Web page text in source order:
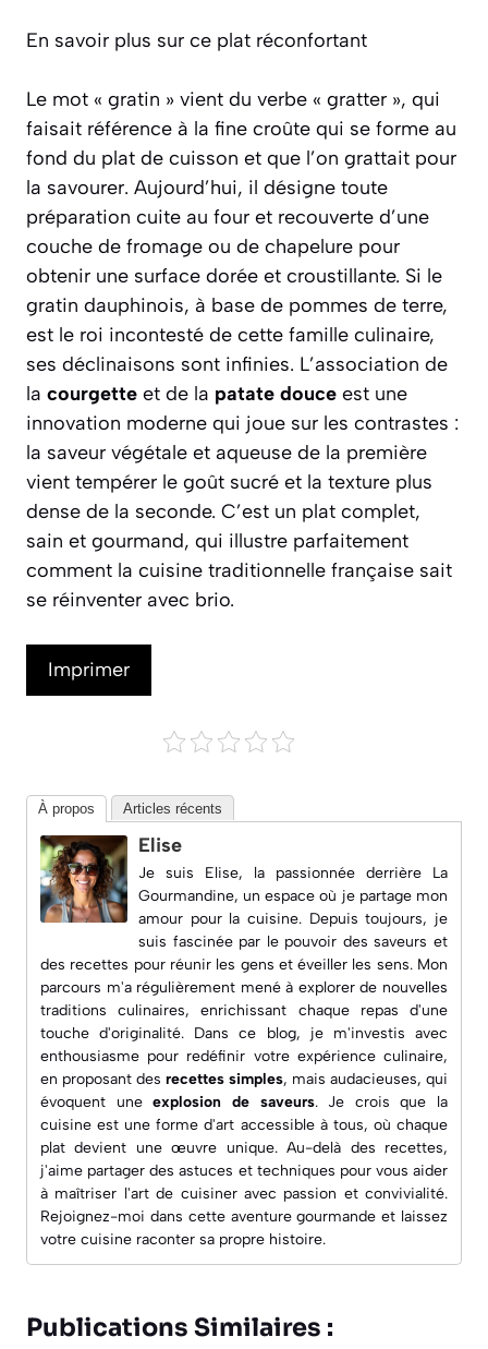
En savoir plus sur ce plat réconfortant
Le mot « gratin » vient du verbe « gratter », qui
faisait référence à la fine croûte qui se forme au
fond du plat de cuisson et que l’on grattait pour
la savourer. Aujourd’hui, il désigne toute
préparation cuite au four et recouverte d’une
couche de fromage ou de chapelure pour
obtenir une surface dorée et croustillante. Si le
gratin dauphinois, à base de pommes de terre,
est le roi incontesté de cette famille culinaire,
ses déclinaisons sont infinies. L’association de
la courgette et de la patate douce est une
innovation moderne qui joue sur les contrastes :
la saveur végétale et aqueuse de la première
vient tempérer le goût sucré et la texture plus
dense de la seconde. C’est un plat complet,
sain et gourmand, qui illustre parfaitement
comment la cuisine traditionnelle française sait
se réinventer avec brio.
Imprimer
À propos Articles récents
Elise
Je suis Elise, la passionnée derrière La
Gourmandine, un espace où je partage mon
amour pour la cuisine. Depuis toujours, je
suis fascinée par le pouvoir des saveurs et
des recettes pour réunir les gens et éveiller les sens. Mon
parcours m'a régulièrement mené à explorer de nouvelles
traditions culinaires, enrichissant chaque repas d'une
touche d'originalité. Dans ce blog, je m'investis avec
enthousiasme pour redéfinir votre expérience culinaire,
en proposant des recettes simples, mais audacieuses, qui
évoquent uneexplosion de saveurs. Je crois que la
cuisine est une forme d'art accessible à tous, où chaque
plat devient une œuvre unique. Au-delà des recettes,
j'aime partager des astuces et techniques pour vous aider
à maîtriser l'art de cuisiner avec passion et convivialité.
Rejoignez-moi dans cette aventure gourmande et laissez
votre cuisine raconter sa propre histoire.
Publications Similaires :